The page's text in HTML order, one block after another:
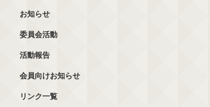
お知らせ
委員会活動
活動報告
会員向けお知らせ
リンク一覧